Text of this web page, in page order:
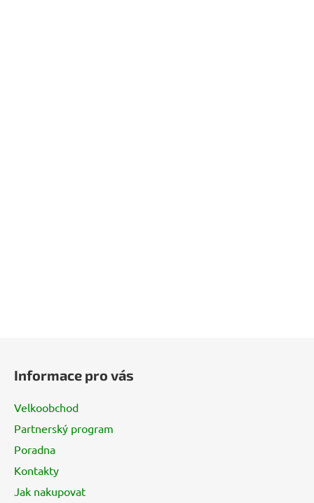
Informace pro vás
Velkoobchod
Partnerský program
Poradna
Kontakty
Jak nakupovat